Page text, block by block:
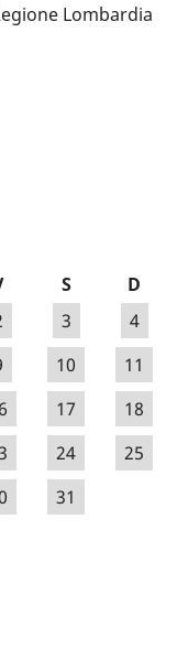
Lombardia
S
D
3
4
10
11
17
18
24
25
31